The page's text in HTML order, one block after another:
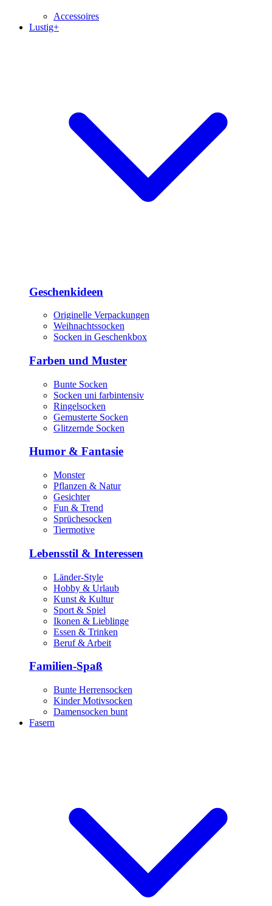
Accessoires
Lustig+
Geschenkideen
Originelle Verpackungen
Weihnachtssocken
Socken in Geschenkbox
Farben und Muster
Bunte Socken
Socken uni farbintensiv
Ringelsocken
Gemusterte Socken
Glitzernde Socken
Humor & Fantasie
Monster
Pflanzen & Natur
Gesichter
Fun & Trend
Sprüchesocken
Tiermotive
Lebensstil & Interessen
Länder-Style
Hobby & Urlaub
Kunst & Kultur
Sport & Spiel
Ikonen & Lieblinge
Essen & Trinken
Beruf & Arbeit
Familien-Spaß
Bunte Herrensocken
Kinder Motivsocken
Damensocken bunt
Fasern